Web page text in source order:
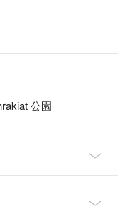
公園